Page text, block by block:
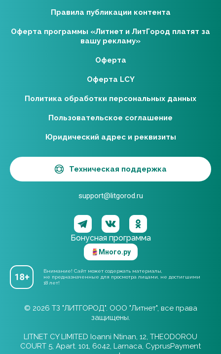
Бонусная программа
Много.ру
Внимание! Сайт может содержать материалы,
не предназначенные для просмотра лицами, не достигшими
18 лет!
Правила публикации контента
Оферта программы «Литнет и ЛитГород платят за
вашу рекламу»
Оферта
Оферта LCY
Политика обработки персональных данных
Пользовательское соглашение
Юридический адрес и реквизиты
Техническая поддержка
support@litgorod.ru
© 2026 ТЗ "ЛИТГОРОД". ООО "Литнет", все права
защищены.
LITNET CY LIMITED Ioanni Ntinan, 12, THEODOROU
COURT 5, Apart. 101, 6042, Larnaca, CyprusPayment